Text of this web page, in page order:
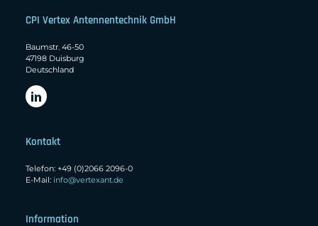
CPI Vertex Antennentechnik GmbH
Baumstr. 46-50
47198 Duisburg
Deutschland
Kontakt
Telefon: +49 (0)2066 2096-0
E-Mail: info@vertexant.de
Information